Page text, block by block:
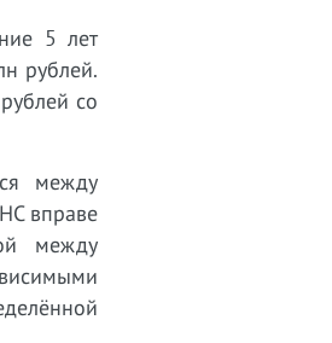
5 лет
рублей.
со
между
вправе
между